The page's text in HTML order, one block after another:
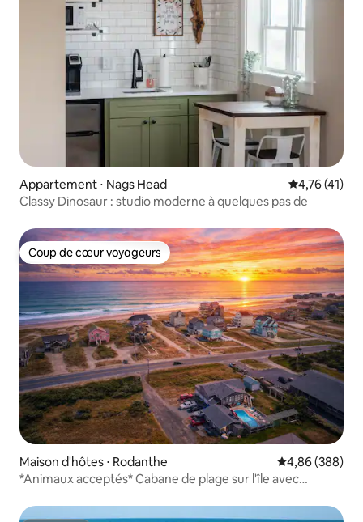
Appartement ⋅ Nags Head Évaluation
4,76 (41)
Classy Dinosaur : studio moderne à quelques pas de
Coup de cœur voyageurs
Coup de cœur voyageurs
Maison d'hôtes ⋅ Rodanthe Évaluation
4,86 (388)
*Animaux acceptés* Cabane de plage sur l'île avec